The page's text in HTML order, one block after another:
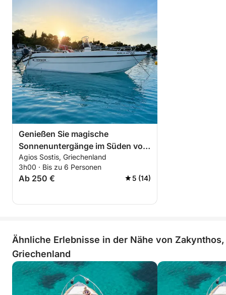
Genießen Sie magische
Sonnenuntergänge im Süden von
Zakynthos
Agios Sostis, Griechenland
3h00 · Bis zu 6 Personen
Ab 250 € 5 (14)
Ähnliche Erlebnisse in der Nähe von Zakynthos,
Griechenland